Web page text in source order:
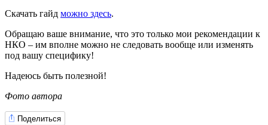
Скачать гайд можно здесь.
Обращаю ваше внимание, что это только мои рекомендации к
НКО – им вполне можно не следовать вообще или изменять
под вашу специфику!
Надеюсь быть полезной!
Фото автора
Поделиться